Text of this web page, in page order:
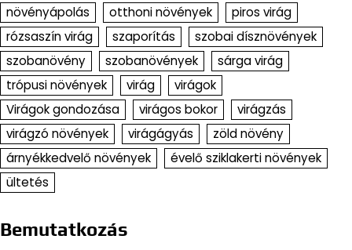
növényápolás otthoni növények
piros virág
rózsaszín virág
szaporítás
szobai dísznövények
szobanövény
szobanövények
sárga virág
trópusi növények
virág
virágok
Virágok gondozása
virágos bokor
virágzás
virágzó növények
virágágyás
zöld növény
árnyékkedvelő növények
évelő sziklakerti növények
ültetés
Bemutatkozás